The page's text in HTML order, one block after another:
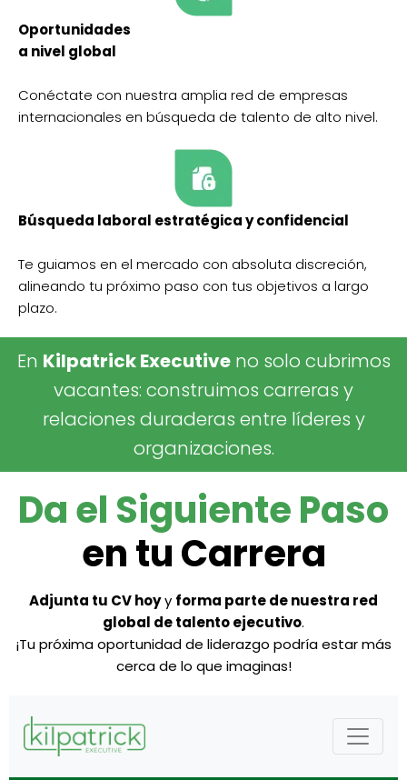
Oportunidades
a nivel global
Conéctate con nuestra amplia red de empresas
internacionales en búsqueda de talento de alto nivel.
Búsqueda laboral estratégica y confidencial
Te guiamos en el mercado con absoluta discreción,
alineando tu próximo paso con tus objetivos a largo
plazo.
En Kilpatrick Executiveno solo cubrimos
vacantes: construimos carreras y
relaciones duraderas entre líderes y
organizaciones.
Da el Siguiente Paso
en tu Carrera
Adjunta tu CV hoyy forma parte de nuestra red
global de talento ejecutivo.
¡Tu próxima oportunidad de liderazgo podría estar más
cerca de lo que imaginas!